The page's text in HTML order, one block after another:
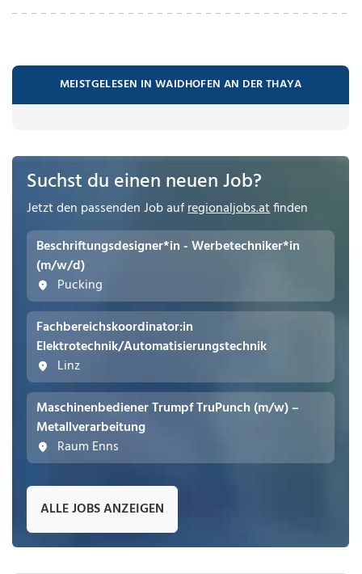
MEISTGELESEN IN WAIDHOFEN AN DER THAYA
Suchst du einen neuen Job?
Jetzt den passenden Job aufregionaljobs.atfinden
Beschriftungsdesigner*in - Werbetechniker*in
(m/w/d)
Pucking
Fachbereichskoordinator:in
Elektrotechnik/Automatisierungstechnik
Linz
Maschinenbediener Trumpf TruPunch (m/w) –
Metallverarbeitung
Raum Enns
ALLE JOBS ANZEIGEN